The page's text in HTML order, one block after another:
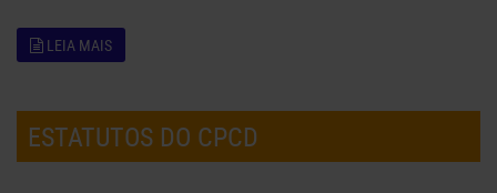
LEIA MAIS
ESTATUTOS DO CPCD